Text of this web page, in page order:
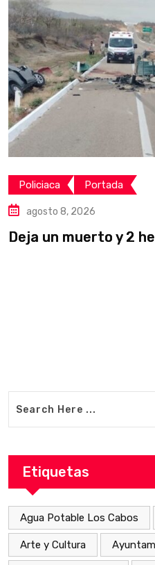
Policiaca Portada
agosto 8, 2026
Deja un muerto y 2
Etiquetas
Agua Potable Los Cabos
Arte y Cultura